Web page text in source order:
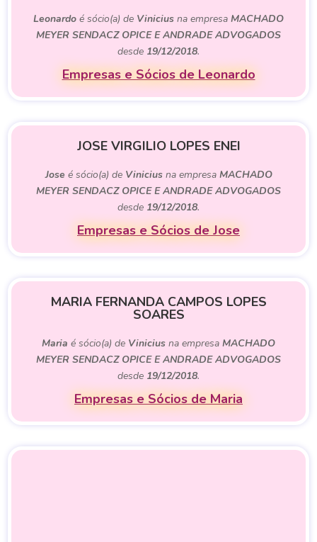
Leonardo é sócio(a) de Vinicius na empresa MACHADO
MEYER SENDACZ OPICE E ANDRADE ADVOGADOS
desde 19/12/2018.
Empresas e Sócios de Leonardo
JOSE VIRGILIO LOPES ENEI
Jose é sócio(a) de Viniciusna empresa MACHADO
MEYER SENDACZ OPICE E ANDRADE ADVOGADOS
desde 19/12/2018.
Empresas e Sócios de Jose
MARIA FERNANDA CAMPOS LOPES
SOARES
Maria é sócio(a) de Vinicius na empresa MACHADO
MEYER SENDACZ OPICE E ANDRADE ADVOGADOS
desde 19/12/2018.
Empresas e Sócios de Maria